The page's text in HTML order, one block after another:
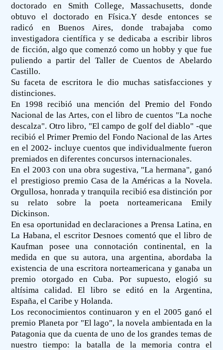
doctorado en Smith College, Massachusetts, donde
obtuvo el doctorado en Física.Y desde entonces se
radicó en Buenos Aires, donde trabajaba como
investigadora científica y se dedicaba a escribir libros
de ficción, algo que comenzó como un hobby y que fue
puliendo a partir del Taller de Cuentos de Abelardo
Castillo.
Su faceta de escritora le dio muchas satisfacciones y
distinciones.
En 1998 recibió una mención del Premio del Fondo
Nacional de las Artes, con el libro de cuentos "La noche
descalza". Otro libro, "El campo de golf del diablo" -que
recibió el Primer Premio del Fondo Nacional de las Artes
en el 2002- incluye cuentos que individualmente fueron
premiados en diferentes concursos internacionales.
En el 2003 con una obra sugestiva, "La hermana", ganó
el prestigioso premio Casa de la Américas a la Novela.
Orgullosa, honrada y tranquila recibió esa distinción por
su relato sobre la poeta norteamericana Emily
Dickinson.
En esa oportunidad en declaraciones a Prensa Latina, en
La Habana, el escritor Desnoes comentó que el libro de
Kaufman posee una connotación continental, en la
medida en que su autora, una argentina, abordaba la
existencia de una escritora norteamericana y ganaba un
premio otorgado en Cuba. Por supuesto, elogió su
altísima calidad. El libro se editó en la Argentina,
España, el Caribe y Holanda.
Los reconocimientos continuaron y en el 2005 ganó el
premio Planeta por "El lago", la novela ambientada en la
Patagonia que da cuenta de uno de los grandes temas de
nuestro tiempo: la batalla de la memoria contra el